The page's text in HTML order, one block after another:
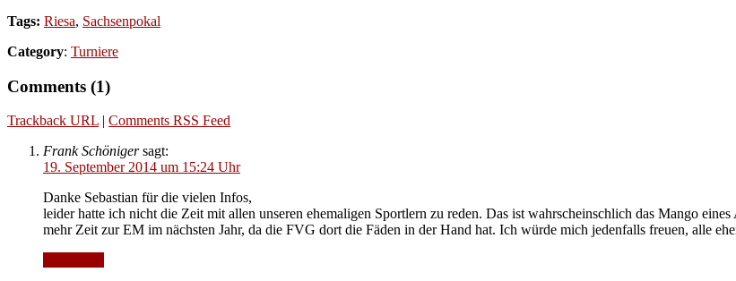
Tags: Riesa, Sachsenpokal
Category: Turniere
Comments (1)
Trackback URL | Comments RSS Feed
Frank Schöniger sagt:
19. September 2014 um 15:24 Uhr
Danke Sebastian für die vielen Infos,
leider hatte ich nicht die Zeit mit allen unseren ehemaligen Sportlern zu reden. Das ist wahrscheinschlich das Mango
mehr Zeit zur EM im nächsten Jahr, da die FVG dort die Fäden in der Hand hat. Ich würde mich jedenfalls freuen, alle